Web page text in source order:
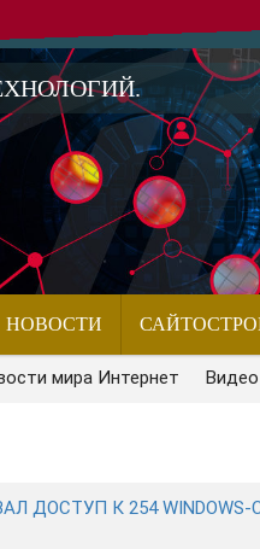
НОВОСТИ
мира Интернет
ДОСТУП К 254